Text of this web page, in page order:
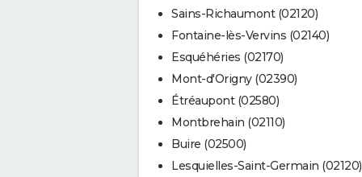
Sains-Richaumont (02120)
Fontaine-lès-Vervins (02140)
Esquéhéries (02170)
Mont-d'Origny (02390)
Étréaupont (02580)
Montbrehain (02110)
Buire (02500)
Lesquielles-Saint-Germain (02120)